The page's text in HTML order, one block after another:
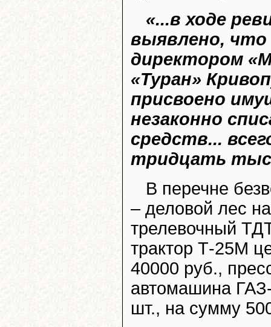
«...в ходе
выявлено,
директором
«Туран»
присвоено
незаконно
средств...
тридцать
В перечне
– деловой лес
трелевочный
трактор Т-25М
40000 руб.,
автомашина
шт., на сумму